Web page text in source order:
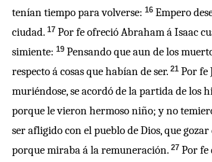
tenían tiempo para volverse: 16 Empero
ciudad. 17 Por fe ofreció Abraham á Isaac
simiente: 19 Pensando que aun de los
respecto á cosas que habían de ser. 21 Por fe
muriéndose, se acordó de la partida de los
porque le vieron hermoso niño; y no
ser afligido con el pueblo de Dios, que
porque miraba á la remuneración. 27 Por fe